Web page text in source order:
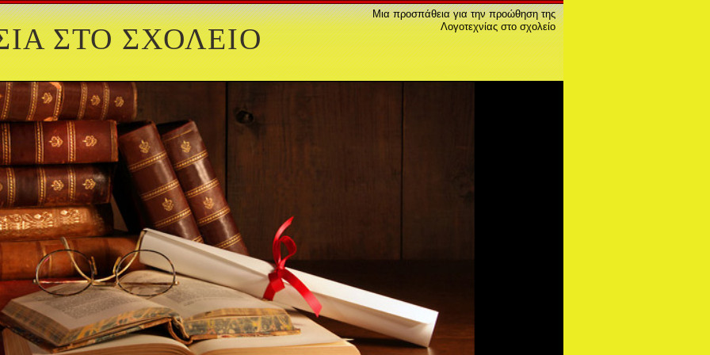
ΣΤΟ ΣΧΟΛΕΙΟ
Μια προσπάθεια για την προώθηση της
Λογοτεχνίας στο σχολείο